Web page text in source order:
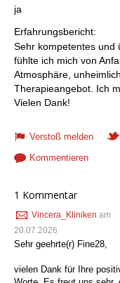
ja
Erfahrungsbericht:
Sehr kompetentes und
fühlte ich mich von
Atmosphäre,
Therapieangebot. Ich
Vielen Dank!
Verstoß melden
Kommentieren
1 Kommentar
Vincera_Kliniken am
20.07.2026
Sehr geehrte(r) Fine28,
vielen Dank für Ihre